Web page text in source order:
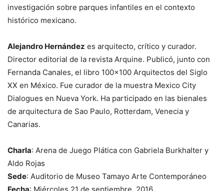
investigación sobre parques infantiles en el contexto
histórico mexicano.
Alejandro Hernández es arquitecto, crítico y curador.
Director editorial de la revista Arquine. Publicó, junto con
Fernanda Canales, el libro 100×100 Arquitectos del Siglo
XX en México. Fue curador de la muestra Mexico City
Dialogues en Nueva York. Ha participado en las bienales
de arquitectura de Sao Paulo, Rotterdam, Venecia y
Canarias.
Charla: Arena de Juego Plática con Gabriela Burkhalter y
Aldo Rojas
Sede: Auditorio de Museo Tamayo Arte Contemporáneo